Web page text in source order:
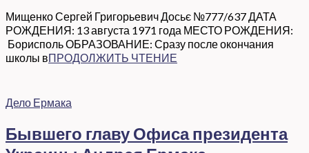
Мищенко Сергей Григорьевич Досьє №777/637 ДАТА
РОЖДЕНИЯ: 13 августа 1971 года МЕСТО РОЖДЕНИЯ:
Борисполь ОБРАЗОВАНИЕ: Сразу после окончания
школы вПРОДОЛЖИТЬ ЧТЕНИЕ
Дело Ермака
Бывшего главу Офиса президента